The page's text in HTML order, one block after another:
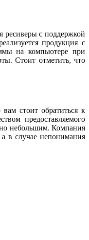
ресиверы с поддержкой
продукция с
на компьютере при
Стоит отметить, что
стоит обратиться к
предоставляемого
небольшим. Компания
в случае непонимания